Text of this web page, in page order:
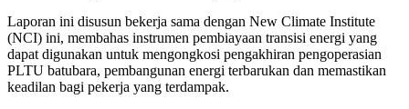
Laporan ini disusun bekerja sama dengan New Climate Institute
(NCI) ini, membahas instrumen pembiayaan transisi energi yang
dapat digunakan untuk mengongkosi pengakhiran pengoperasian
PLTU batubara, pembangunan energi terbarukan dan memastikan
keadilan bagi pekerja yang terdampak.